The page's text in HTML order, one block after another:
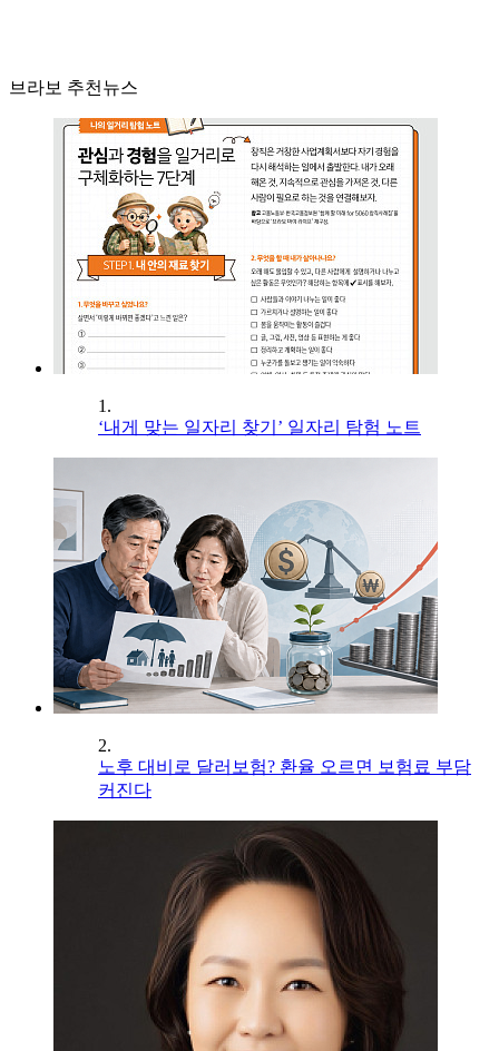
브라보 추천뉴스
1.
‘내게 맞는 일자리 찾기’ 일자리 탐험 노트
2.
노후 대비로 달러보험? 환율 오르면 보험료 부담
커진다